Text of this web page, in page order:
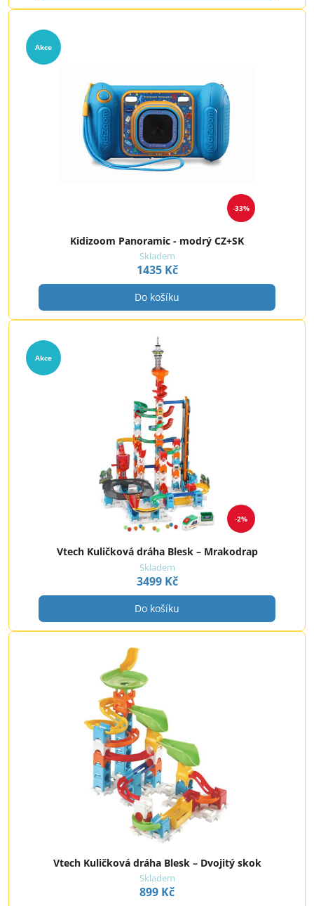
33%
Akce
Kidizoom Panoramic - modrý CZ+SK
Skladem
1435 Kč
Do košíku
2%
Akce
Vtech Kuličková dráha Blesk – Mrakodrap
Skladem
3499 Kč
Do košíku
Vtech Kuličková dráha Blesk – Dvojitý skok
Skladem
899 Kč